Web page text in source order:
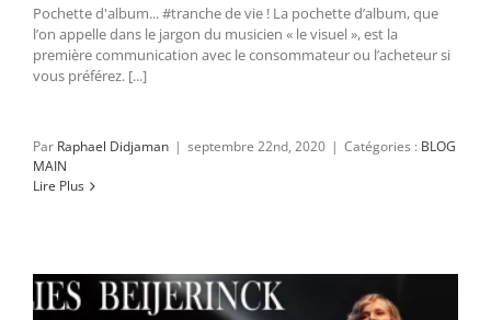
Pochette d'album... #tranche de vie ! La pochette d’album, que
l’on appelle dans le jargon du musicien « le visuel », est la
première communication avec le consommateur ou l’acheteur si
vous préférez. [...]
Par Raphael Didjaman | septembre 22nd, 2020 | Catégories : BLOG
MAIN
Lire Plus